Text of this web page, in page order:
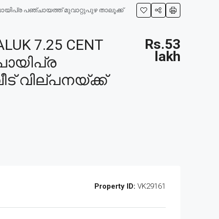
പായിപ്ര പഞ്ചായത്ത് മുവാറ്റുപുഴ താലൂക്ക്
7.25 CENT
പായിപ്ര
വില്പനയ്ക്ക്
Rs.53
lakh
Property ID: VK29161